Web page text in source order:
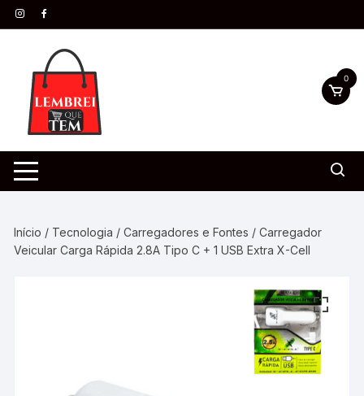
0
Início / Tecnologia /Carregadores e Fontes / Carregador
Veicular Carga Rápida 2.8A Tipo C + 1 USB Extra X-Cell